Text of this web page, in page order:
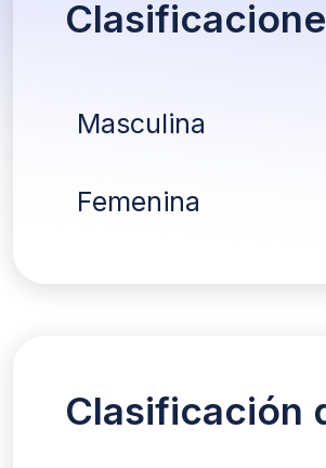
Masculina
Femenina
Clasificación